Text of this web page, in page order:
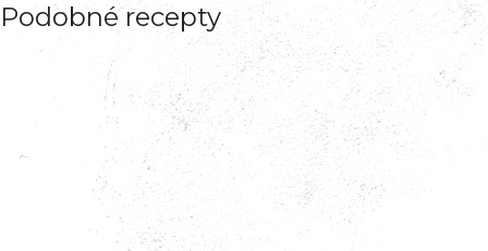
Podobné recepty